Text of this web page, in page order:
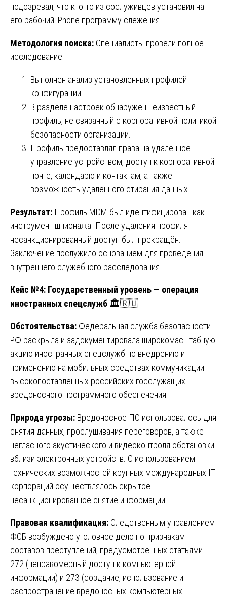
подозревал, что кто-то из сослуживцев установил на
его рабочий iPhone программу слежения.
Методология поиска: Специалисты провели полное
исследование:
Выполнен анализ установленных профилей
конфигурации.
В разделе настроек обнаружен неизвестный
профиль, не связанный с корпоративной политикой
безопасности организации.
Профиль предоставлял права на удалённое
управление устройством, доступ к корпоративной
почте, календарю и контактам, а также
возможность удалённого стирания данных.
Результат: Профиль MDM был идентифицирован как
инструмент шпионажа. После удаления профиля
несанкционированный доступ был прекращён.
Заключение послужило основанием для проведения
внутреннего служебного расследования.
Кейс №4: Государственный уровень — операция
иностранных спецслужб 🏛️🇷🇺
Обстоятельства: Федеральная служба безопасности
РФ раскрыла и задокументировала широкомасштабную
акцию иностранных спецслужб по внедрению и
применению на мобильных средствах коммуникации
высокопоставленных российских госслужащих
вредоносного программного обеспечения.
Природа угрозы: Вредоносное ПО использовалось для
снятия данных, прослушивания переговоров, а также
негласного акустического и видеоконтроля обстановки
вблизи электронных устройств. С использованием
технических возможностей крупных международных IT-
корпораций осуществлялось скрытое
несанкционированное снятие информации.
Правовая квалификация: Следственным управлением
ФСБ возбуждено уголовное дело по признакам
составов преступлений, предусмотренных статьями
272 (неправомерный доступ к компьютерной
информации) и 273 (создание, использование и
распространение вредоносных компьютерных